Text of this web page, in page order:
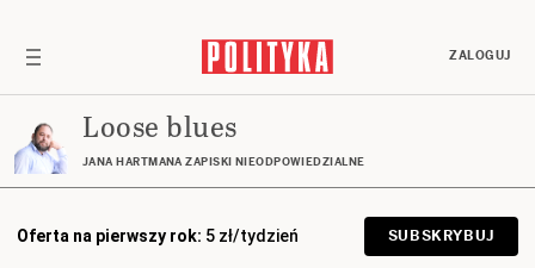
ZALOGUJ
Loose blues
JANA HARTMANA ZAPISKI NIEODPOWIEDZIALNE
Oferta na pierwszy rok: 5 zł/tydzień SUBSKRYBUJ